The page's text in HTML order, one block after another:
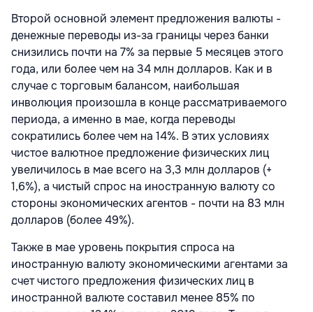
Второй основной элемент предложения валюты -
денежные переводы из-за границы через банки
снизились почти на 7% за первые 5 месяцев этого
года, или более чем на 34 млн долларов. Как и в
случае с торговым балансом, наибольшая
инволюция произошла в конце рассматриваемого
периода, а именно в мае, когда переводы
сократились более чем на 14%. В этих условиях
чистое валютное предложение физических лиц
увеличилось в мае всего на 3,3 млн долларов (+
1,6%), а чистый спрос на иностранную валюту со
стороны экономических агентов - почти на 83 млн
долларов (более 49%).
Также в мае уровень покрытия спроса на
иностранную валюту экономическими агентами за
счет чистого предложения физических лиц в
иностранной валюте составил менее 85% по